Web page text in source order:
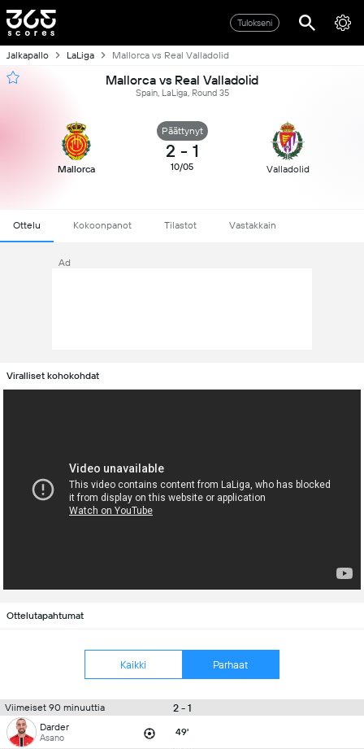
Tulokseni
Jalkapallo LaLiga Mallorca vs Real Valladolid
Mallorca vs Real Valladolid
Spain, LaLiga, Round 35
Mallorca
Päättynyt
2 - 1
10/05 Valladolid
Ottelu Kokoonpanot Tilastot Vastakkain
Ad
Viralliset kohokohdat
Ottelutapahtumat
Kaikki Parhaat
Viimeiset 90 minuuttia 2 - 1
Darder
Asano 49'